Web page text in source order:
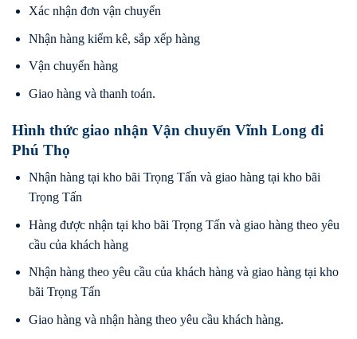
Xác nhận đơn vận chuyển
Nhận hàng kiểm kê, sắp xếp hàng
Vận chuyển hàng
Giao hàng và thanh toán.
Hình thức giao nhận Vận chuyển Vĩnh Long đi
Phú Thọ
Nhận hàng tại kho bãi Trọng Tấn và giao hàng tại kho bãi
Trọng Tấn
Hàng được nhận tại kho bãi Trọng Tấn và giao hàng theo yêu
cầu của khách hàng
Nhận hàng theo yêu cầu của khách hàng và giao hàng tại kho
bãi Trọng Tấn
Giao hàng và nhận hàng theo yêu cầu khách hàng.